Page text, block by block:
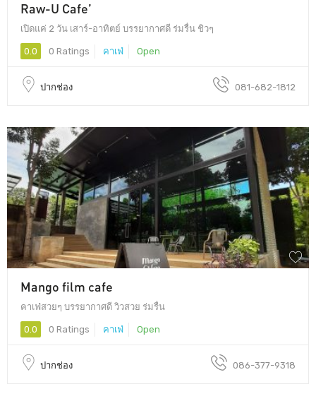
Raw-U Cafe’
เปิดแค่ 2 วัน เสาร์-อาทิตย์ บรรยากาศดี ร่มรื่น ชิวๆ
0.0 0 Ratings คาเฟ่ Open
ปากช่อง 081-682-1812
Mango film cafe
คาเฟ่สวยๆ บรรยากาศดี วิวสวย ร่มรื่น
0.0 0 Ratings คาเฟ่ Open
ปากช่อง 086-377-9318